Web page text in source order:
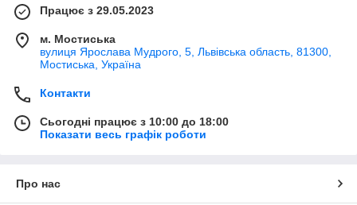
Працює з 29.05.2023
м. Мостиська
вулиця Ярослава Мудрого, 5, Львівська область, 81300,
Мостиська, Україна
Контакти
Сьогодні працює з 10:00 до 18:00
Показати весь графік роботи
Про нас